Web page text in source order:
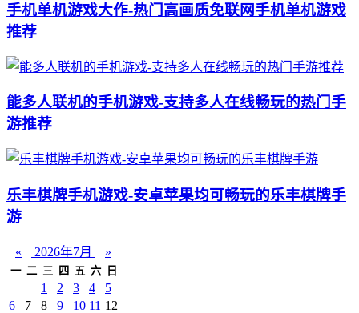
手机单机游戏大作-热门高画质免联网手机单机游戏
推荐
能多人联机的手机游戏-支持多人在线畅玩的热门手
游推荐
乐丰棋牌手机游戏-安卓苹果均可畅玩的乐丰棋牌手
游
« 2026年7月 »
一 二 三 四 五 六 日
1 2 3 4
5
6
7 8 9 10 11 12